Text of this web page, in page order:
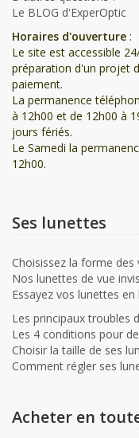
Le BLOG d'ExperOptic
Horaires d'ouverture :
Le site est accessible
préparation d'un projet
paiement.
La permanence
à 12h00 et de 12h00 à
jours fériés.
Le Samedi la
12h00.
Ses lunettes
Choisissez la forme
Nos lunettes de vue
Essayez vos lunettes en
Les principaux troubles
Les 4 conditions pour
Choisir la taille de ses
Comment régler ses
Acheter en